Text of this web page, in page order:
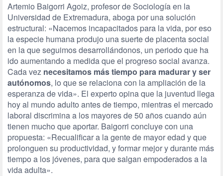
Artemio Baigorri Agoiz, profesor de Sociología en la
Universidad de Extremadura, aboga por una solución
estructural: «Nacemos incapacitados para la vida, por eso
la especie humana produjo una suerte de placenta social
en la que seguimos desarrollándonos, un periodo que ha
ido aumentando a medida que el progreso social avanza.
Cada vez necesitamos más tiempo para madurar y ser
autónomos, lo que se relaciona con la ampliación de la
esperanza de vida». El experto opina que la juventud llega
hoy al mundo adulto antes de tiempo, mientras el mercado
laboral discrimina a los mayores de 50 años cuando aún
tienen mucho que aportar. Baigorri concluye con una
propuesta: «Recualificar a la gente de mayor edad y que
prolonguen su productividad, y formar mejor y durante más
tiempo a los jóvenes, para que salgan empoderados a la
vida adulta».